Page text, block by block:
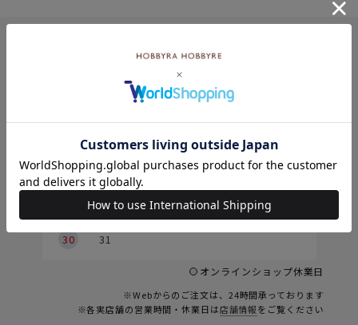
8月
火 水 木
3 4 5 6 7
9
10 11 12 13 14
15
16
17 18 19 20 21
22
24 25 26 27 28
30
31
オンラインショップ休業日
※Webからのご注文は、24時間承っております
※各実店舗の営業時間・休業日は店舗情報をご覧ください